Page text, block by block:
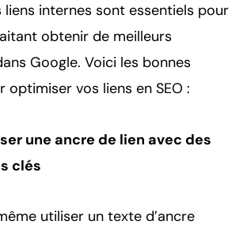
liens internes sont essentiels pour
obtenir de meilleurs
Google. Voici les bonnes
optimiser vos liens en SEO :
une ancre de lien avec des
clés
utiliser un texte d’ancre